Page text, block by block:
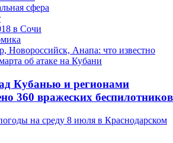
сфера
в Сочи
Кубанью и регионами
360 вражеских беспилотников